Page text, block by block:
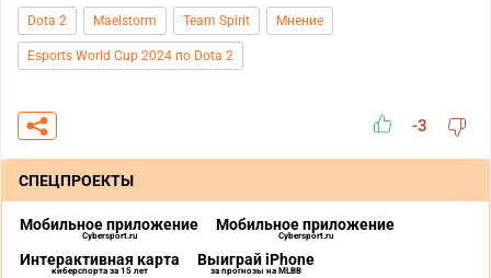
Dota 2 Maelstorm Team Spirit Мнение
Esports World Cup 2024 по Dota 2
-3
СПЕЦПРОЕКТЫ
Мобильное приложение
Cybersport.ru
Мобильное приложение
Cybersport.ru
Интерактивная карта
киберспорта за 15 лет
Выиграй iPhone
за прогнозы на MLBB